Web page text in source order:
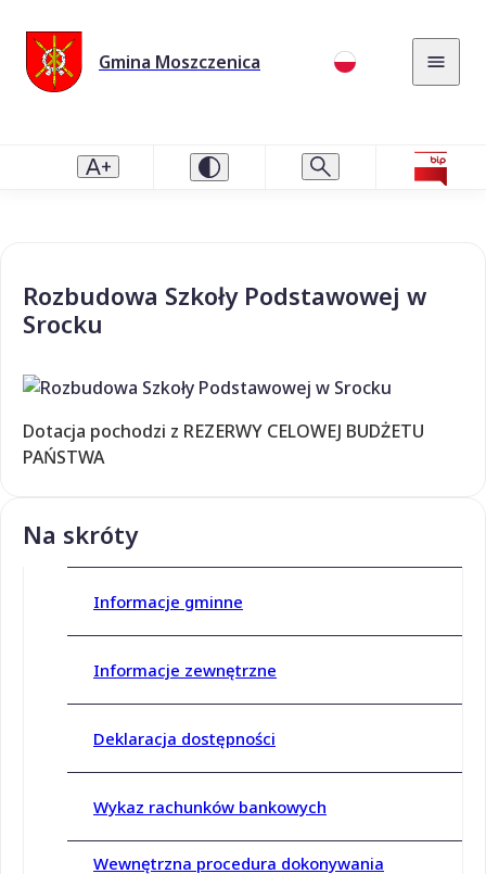
Gmina Moszczenica
Rozbudowa Szkoły Podstawowej w
Srocku
Dotacja pochodzi z REZERWY CELOWEJ BUDŻETU
PAŃSTWA
Na skróty
Informacje gminne
Informacje zewnętrzne
Deklaracja dostępności
Wykaz rachunków bankowych
Wewnętrzna procedura dokonywania